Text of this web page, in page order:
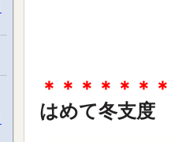
＊＊＊＊＊
はめて冬支